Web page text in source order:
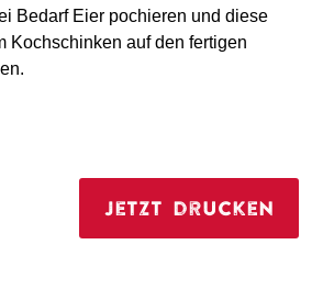
Bedarf Eier pochieren und diese
Kochschinken auf den fertigen
Jetzt drucken